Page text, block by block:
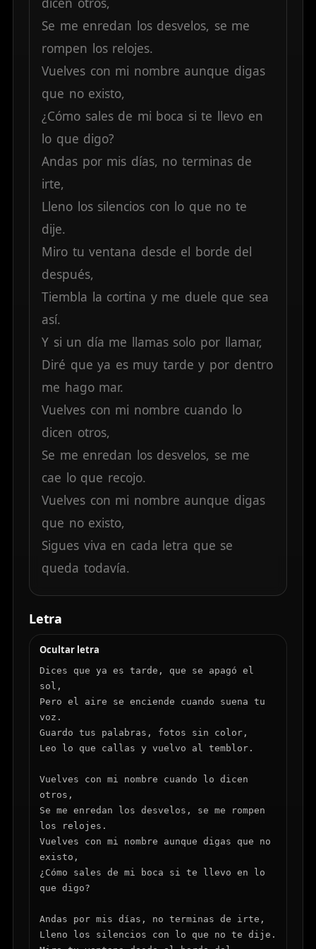
dicen otros,
Se me enredan los desvelos, se me
rompen los relojes.
Vuelves con mi nombre aunque digas
que no existo,
¿Cómo sales de mi boca si te llevo en
lo que digo?
Andas por mis días, no terminas de
irte,
Lleno los silencios con lo que no te
dije.
Miro tu ventana desde el borde del
después,
Tiembla la cortina y me duele que sea
así.
Y si un día me llamas solo por llamar,
Diré que ya es muy tarde y por dentro
me hago mar.
Vuelves con mi nombre cuando lo
dicen otros,
Se me enredan los desvelos, se me
cae lo que recojo.
Vuelves con mi nombre aunque digas
que no existo,
Sigues viva en cada letra que se
queda todavía.
Letra
Ocultar letra
Dices que ya es tarde, que se apagó el
sol,
Pero el aire se enciende cuando suena tu
voz.
Guardo tus palabras, fotos sin color,
Leo lo que callas y vuelvo al temblor.
Vuelves con mi nombre cuando lo dicen
otros,
Se me enredan los desvelos, se me rompen
los relojes.
Vuelves con mi nombre aunque digas que no
existo,
¿Cómo sales de mi boca si te llevo en lo
que digo?
Andas por mis días, no terminas de irte,
Lleno los silencios con lo que no te dije.